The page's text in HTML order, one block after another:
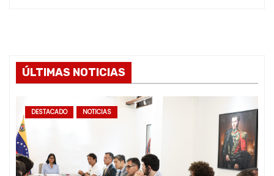
ÚLTIMAS NOTICIAS
DESTACADO NOTICIAS